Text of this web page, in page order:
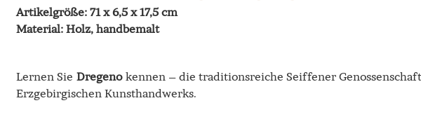
Artikelgröße: 71 x 6,5 x 17,5 cm
Material: Holz, handbemalt
Lernen Sie Dregeno kennen – die traditionsreiche Seiffener
Erzgebirgischen Kunsthandwerks.